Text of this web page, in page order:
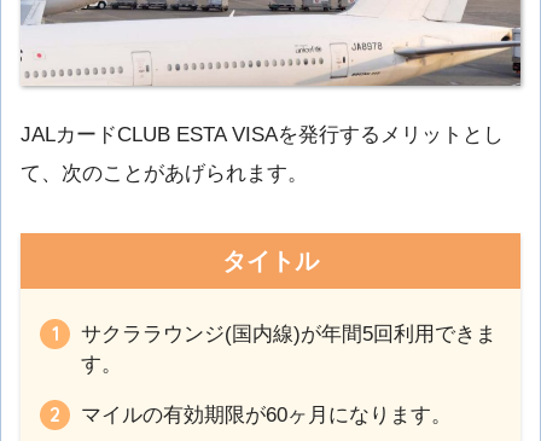
JALカードCLUB ESTA VISAを発行するメリットとし
て、次のことがあげられます。
タイトル
サクララウンジ(国内線)が年間5回利用できま
す。
マイルの有効期限が60ヶ月になります。